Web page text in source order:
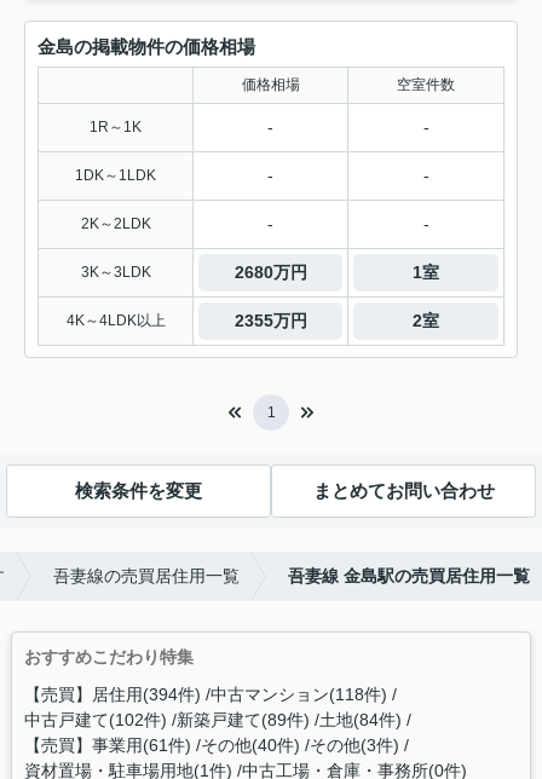
金島の掲載物件の価格相場
価格相場 空室件数
1R～1K - -
1DK～1LDK - -
2K～2LDK - -
3K～3LDK 2680万円 1室
4K～4LDK以上 2355万円 2室
1
検索条件を変更 まとめてお問い合わせ
吾妻線の売買居住用一覧 吾妻線 金島駅の売買居住用一覧
おすすめこだわり特集
【売買】居住用(394件) 中古マンション(118件)
中古戸建て(102件) 新築戸建て(89件) 土地(84件)
【売買】事業用(61件) その他(40件) その他(3件)
資材置場・駐車場用地(1件) 中古工場・倉庫・事務所(0件)